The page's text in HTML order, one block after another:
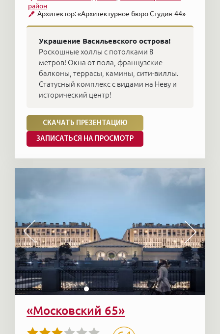
Архитектор: «Архитектурное бюро Студия-44»
район
Украшение Васильевского острова!
Роскошные холлы с потолками 8
метров! Окна от пола, французские
балконы, террасы, камины, сити-виллы.
Статусный комплекс с видами на Неву и
исторический центр!
СКАЧАТЬ ПРЕЗЕНТАЦИЮ
ЗАПИСАТЬСЯ НА ПРОСМОТР
«Московский 65»